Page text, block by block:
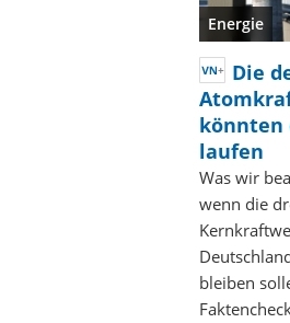
Energie
Die
könnten
laufen
Was wir
wenn die
bleiben